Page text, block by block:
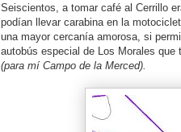
Seiscientos, a tomar café al Cerrillo
podían llevar carabina en la
una mayor cercanía amorosa, si
autobús especial de Los Morales
(para mí Campo de la Merced).